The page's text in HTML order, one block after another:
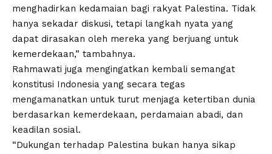
menghadirkan kedamaian bagi rakyat Palestina. Tidak
hanya sekadar diskusi, tetapi langkah nyata yang
dapat dirasakan oleh mereka yang berjuang untuk
kemerdekaan,” tambahnya.
Rahmawati juga mengingatkan kembali semangat
konstitusi Indonesia yang secara tegas
mengamanatkan untuk turut menjaga ketertiban dunia
berdasarkan kemerdekaan, perdamaian abadi, dan
keadilan sosial.
“Dukungan terhadap Palestina bukan hanya sikap